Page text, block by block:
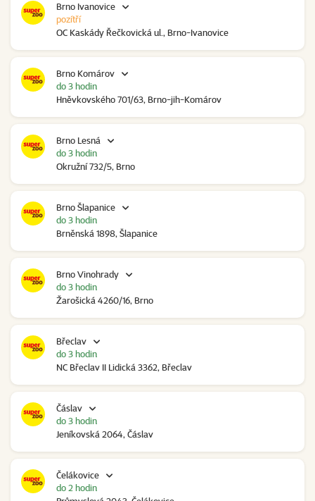
Brno Ivanovice
OC Kaskády Řečkovická ul., Brno-Ivanovice
pozítří
Brno Komárov
Hněvkovského 701/63, Brno-jih-Komárov
do 3 hodin
Brno Lesná
Okružní 732/5, Brno
do 3 hodin
Brno Šlapanice
Brněnská 1898, Šlapanice
do 3 hodin
Brno Vinohrady
Žarošická 4260/16, Brno
do 3 hodin
Břeclav
NC Břeclav II Lidická 3362, Břeclav
do 3 hodin
Čáslav
Jeníkovská 2064, Čáslav
do 3 hodin
Čelákovice
do 2 hodin